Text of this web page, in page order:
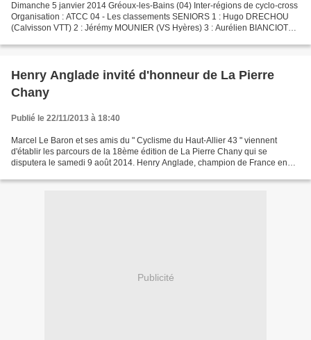
Dimanche 5 janvier 2014 Gréoux-les-Bains (04) Inter-régions de cyclo-cross
Organisation : ATCC 04 - Les classements SENIORS 1 : Hugo DRECHOU
(Calvisson VTT) 2 : Jérémy MOUNIER (VS Hyères) 3 : Aurélien BIANCIOT
Henry Anglade invité d'honneur de La Pierre
Chany
Publié le 22/11/2013 à 18:40
Marcel Le Baron et ses amis du " Cyclisme du Haut-Allier 43 " viennent
d'établir les parcours de la 18ème édition de La Pierre Chany qui se
disputera le samedi 9 août 2014. Henry Anglade, champion de France en
Publicité